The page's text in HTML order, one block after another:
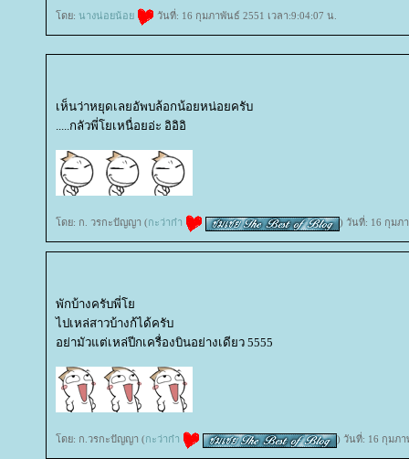
ดย: นางน่อยน้อ วันที่: 16 กุมภาพันธ์ 2551 เวลา:9:04:07 น.
เห็นว่าหยุดเลยอัพบล้อกน้อยหน่อยครับ
.....กลัวพี่โยเหนื่อยอ่ะ อิอิอิ
ดย: ก. วรกะปัญญา (กะว่าก๋า ) วันที่: 16 กุมภ
พักบ้างครับพี่
ไปเหล่สาวบ้างก้ได้ครับ
อย่ามัวแต่เหล่ปีกเครื่องบินอย่างเดียว 5555
ดย: ก.วรกะปัญญา (กะว่าก๋า ) วันที่: 16 กุมภา